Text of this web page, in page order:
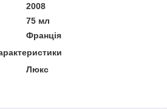
2008
75 мл
Франція
Люкс